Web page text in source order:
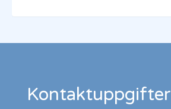
Kontaktuppgifter